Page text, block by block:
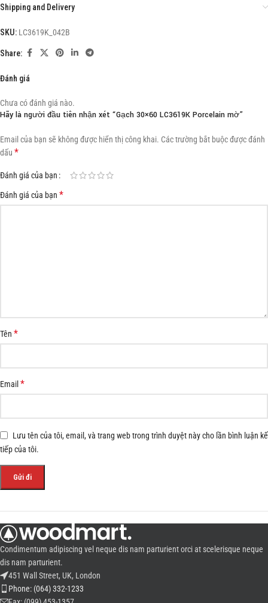
Shipping and Delivery
SKU: LC3619K_042B
Share:
Đánh giá
Chưa có đánh giá nào.
Hãy là người đầu tiên nhận xét “Gạch 30×60 LC3619K Porcelain mờ”
Email của bạn sẽ không được hiển thị công khai. Các trường bắt buộc được đánh
dấu *
Đánh giá của bạn
Đánh giá của bạn *
Tên *
Email *
Lưu tên của tôi, email, và trang web trong trình duyệt này cho lần bình luận kế
tiếp của tôi.
Condimentum adipiscing vel neque dis nam parturient orci at scelerisque neque
dis nam parturient.
451 Wall Street, UK, London
Phone: (064) 332-1233